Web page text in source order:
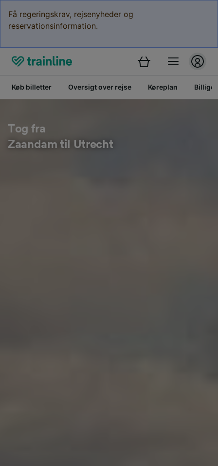
Få regeringskrav, rejsenyheder og
reservationsinformation.
Køb billetter Oversigt over rejse Køreplan Billige
Tog fra
Zaandam til Utrecht